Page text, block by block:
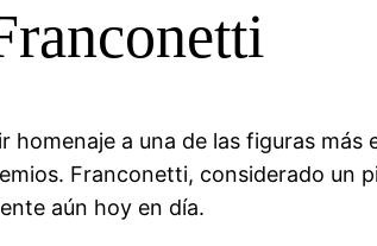
homenaje a una de las figuras
Franconetti, considerado un
aún hoy en día.